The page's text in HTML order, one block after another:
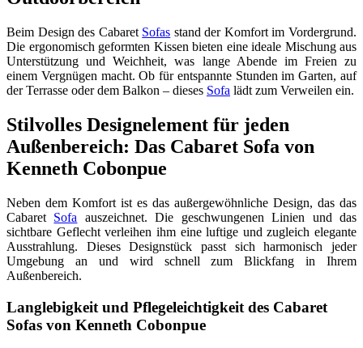
Beim Design des Cabaret Sofas stand der Komfort im Vordergrund.
Die ergonomisch geformten Kissen bieten eine ideale Mischung aus
Unterstützung und Weichheit, was lange Abende im Freien zu
einem Vergnügen macht. Ob für entspannte Stunden im Garten, auf
der Terrasse oder dem Balkon – dieses Sofa lädt zum Verweilen ein.
Stilvolles Designelement für jeden
Außenbereich: Das Cabaret Sofa von
Kenneth Cobonpue
Neben dem Komfort ist es das außergewöhnliche Design, das das
Cabaret Sofa auszeichnet. Die geschwungenen Linien und das
sichtbare Geflecht verleihen ihm eine luftige und zugleich elegante
Ausstrahlung. Dieses Designstück passt sich harmonisch jeder
Umgebung an und wird schnell zum Blickfang in Ihrem
Außenbereich.
Langlebigkeit und Pflegeleichtigkeit des Cabaret
Sofas von Kenneth Cobonpue